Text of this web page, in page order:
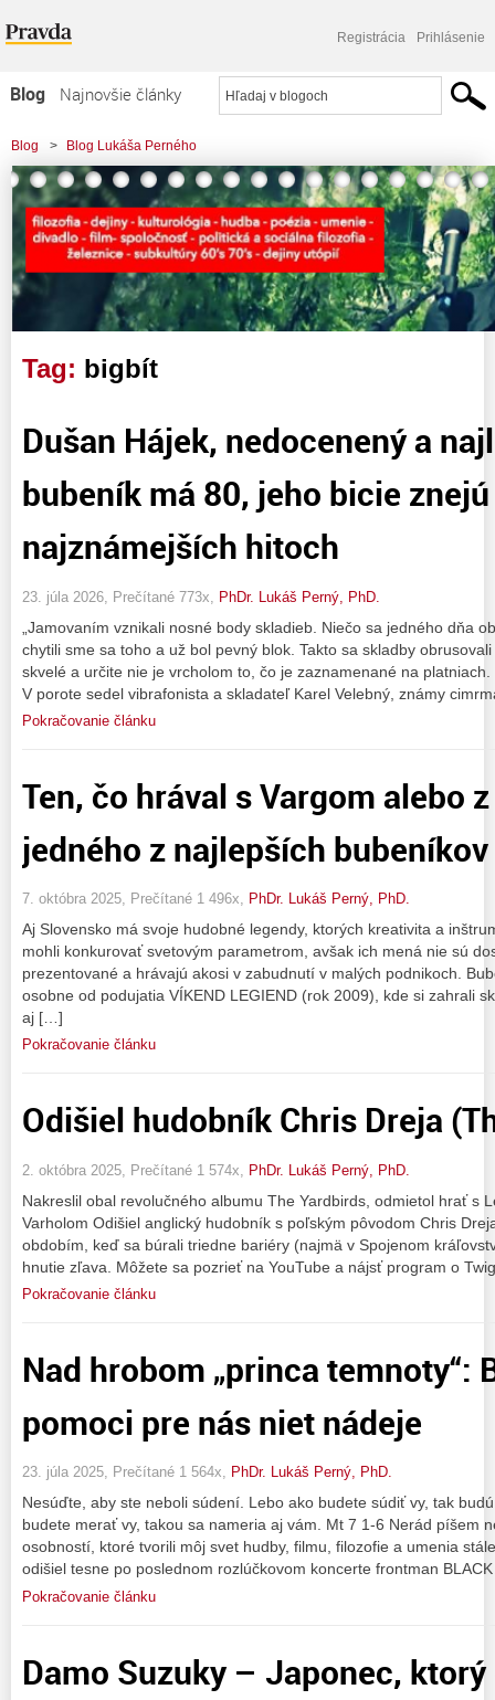
Registrácia Prihlásenie
Blog
Najnovšie články
Najčítanejšie články
Najkomentovanejšie články
Zoznam blogov
Komerčné blogy
Blog > Blog Lukáša Perného
Tag: bigbít
Dušan Hájek, nedocenený a
bubeník má 80, jeho bicie
najznámejších hitoch
23. júla 2026, Prečítané 773x, PhDr. Lukáš Perný, PhD.
„Jamovaním vznikali nosné body skladieb. Niečo sa jedného dňa
chytili sme sa toho a už bol pevný blok. Takto sa skladby
skvelé a určite nie je vrcholom to, čo je zaznamenané na
V porote sedel vibrafonista a skladateľ Karel Velebný, známy
Pokračovanie článku
Ten, čo hrával s Vargom alebo
jedného z najlepších
7. októbra 2025, Prečítané 1 496x, PhDr. Lukáš Perný, PhD.
Aj Slovensko má svoje hudobné legendy, ktorých kreativita a
mohli konkurovať svetovým parametrom, avšak ich mená nie sú
prezentované a hrávajú akosi v zabudnutí v malých podnikoch.
osobne od podujatia VÍKEND LEGIEND (rok 2009), kde si zahrali
aj […]
Pokračovanie článku
Odišiel hudobník Chris Dreja
2. októbra 2025, Prečítané 1 574x, PhDr. Lukáš Perný, PhD.
Nakreslil obal revolučného albumu The Yardbirds, odmietol hrať s
Varholom Odišiel anglický hudobník s poľským pôvodom Chris
obdobím, keď sa búrali triedne bariéry (najmä v Spojenom
hnutie zľava. Môžete sa pozrieť na YouTube a nájsť program o
Pokračovanie článku
Nad hrobom „princa temnoty“:
pomoci pre nás niet nádeje
23. júla 2025, Prečítané 1 564x, PhDr. Lukáš Perný, PhD.
Nesúďte, aby ste neboli súdení. Lebo ako budete súdiť vy, tak
budete merať vy, takou sa nameria aj vám. Mt 7 1-6 Nerád píšem
osobností, ktoré tvorili môj svet hudby, filmu, filozofie a umenia
odišiel tesne po poslednom rozlúčkovom koncerte frontman
Pokračovanie článku
Damo Suzuky – Japonec,